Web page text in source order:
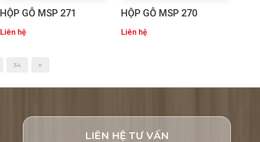
HỘP GỖ MSP 271
Liên hệ
HỘP GỖ MSP 270
Liên hệ
34
LIÊN HỆ TƯ VẤN